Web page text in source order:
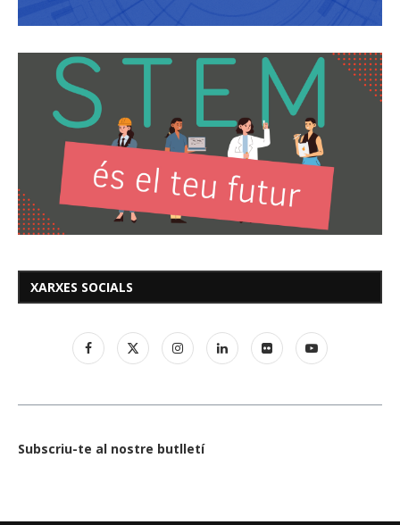
XARXES SOCIALS
Subscriu-te al nostre butlletí